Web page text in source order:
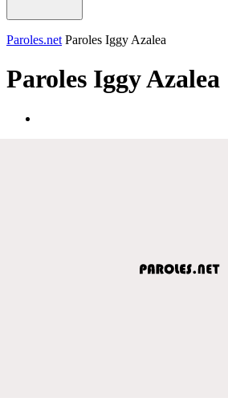
Paroles.net Paroles Iggy Azalea
Paroles Iggy Azalea